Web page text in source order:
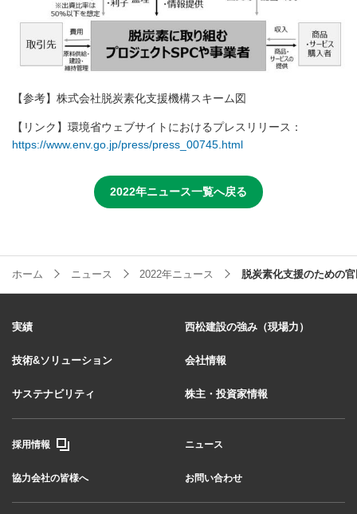
【参考】株式会社脱炭素化支援機構スキーム図
【リンク】環境省ウェブサイトにおけるプレスリリース：
https://www.env.go.jp/press/press_00745.html
2022年ニュース一覧へ戻る
ホーム ニュース 2022年ニュース 脱炭素化支援のための
実績 西松建設の強み（現場力）
技術&ソリューション 会社情報
サステナビリティ 株主・投資家情報
採用情報 ニュース
協力会社の皆様へ お問い合わせ